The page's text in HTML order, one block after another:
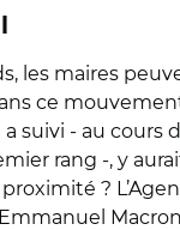
les maires
ce
suivi - au cours
rang -, y
?